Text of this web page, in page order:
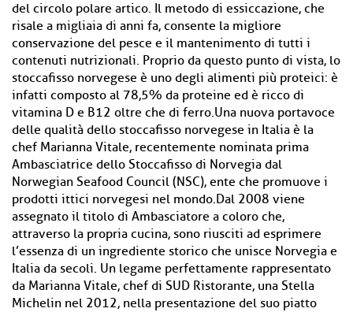
del circolo polare artico. Il metodo di essiccazione, che
risale a migliaia di anni fa, consente la migliore
conservazione del pesce e il mantenimento di tutti i
contenuti nutrizionali. Proprio da questo punto di vista, lo
stoccafisso norvegese è uno degli alimenti più proteici: è
infatti composto al 78,5% da proteine ed è ricco di
vitamina D e B12 oltre che di ferro.Una nuova portavoce
delle qualità dello stoccafisso norvegese in Italia è la
chef Marianna Vitale, recentemente nominata prima
Ambasciatrice dello Stoccafisso di Norvegia dal
Norwegian Seafood Council (NSC), ente che promuove i
prodotti ittici norvegesi nel mondo.Dal 2008 viene
assegnato il titolo di Ambasciatore a coloro che,
attraverso la propria cucina, sono riusciti ad esprimere
l’essenza di un ingrediente storico che unisce Norvegia e
Italia da secoli. Un legame perfettamente rappresentato
da Marianna Vitale, chef di SUD Ristorante, una Stella
Michelin nel 2012, nella presentazione del suo piatto